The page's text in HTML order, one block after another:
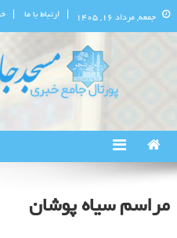
جمعه, مرداد ۱۶, ۱۴۰۵ ارتباط با ما
پورتال
مراسم سیاه پوشان